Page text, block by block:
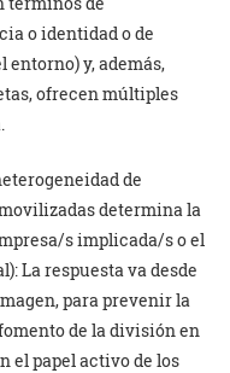
o identidad o de
entorno) y, además,
ofrecen múltiples
de
determina la
s implicada/s o el
La respuesta va desde
para prevenir la
de la división en
el papel activo de los